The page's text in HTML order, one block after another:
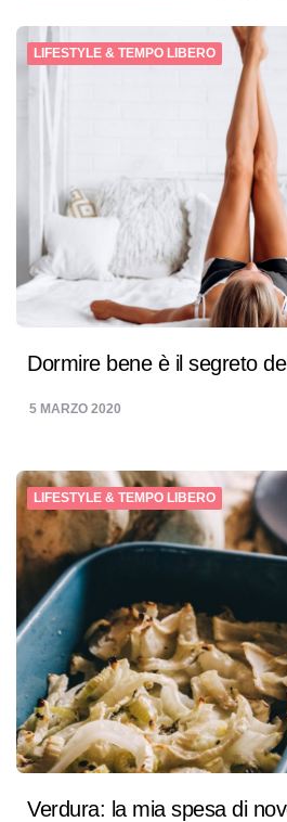
LIFESTYLE & TEMPO LIBERO
Dormire bene è il segreto
5 MARZO 2020
LIFESTYLE & TEMPO LIBERO
Verdura: la mia spesa di